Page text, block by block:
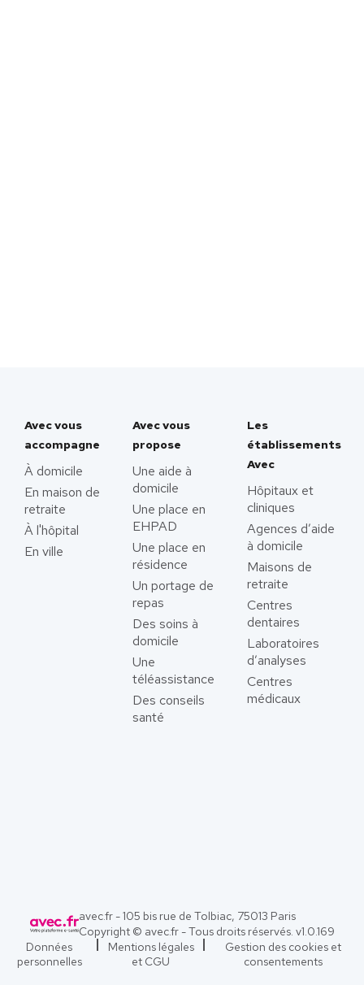
Avec vous
accompagne
À domicile
En maison de
retraite
À l'hôpital
En ville
Avec vous
propose
Une aide à
domicile
Une place en
EHPAD
Une place en
résidence
Un portage de
repas
Des soins à
domicile
Une
téléassistance
Des conseils
santé
Les
établissements
Avec
Hôpitaux et
cliniques
Agences d’aide
à domicile
Maisons de
retraite
Centres
dentaires
Laboratoires
d’analyses
Centres
médicaux
avec.fr - 105 bis rue de Tolbiac, 75013 Paris
Copyright © avec.fr - Tous droits réservés. v1.0.169
Données
personnelles
Mentions légales
et CGU
Gestion des cookies et
consentements